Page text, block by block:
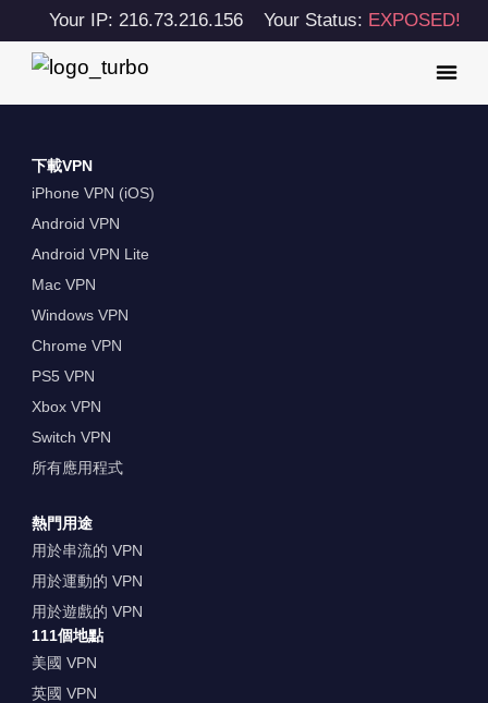
Your IP: 216.73.216.156 Your Status: EXPOSED!
下載VPN
iPhone VPN (iOS)
Android VPN
Android VPN Lite
Mac VPN
Windows VPN
Chrome VPN
PS5 VPN
Xbox VPN
Switch VPN
所有應用程式
熱門用途
用於串流的 VPN
用於運動的 VPN
用於遊戲的 VPN
111個地點
美國 VPN
英國 VPN